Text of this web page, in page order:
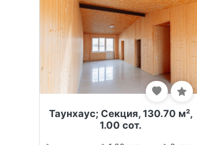
Таунхаус; Секция, 130.70 м²,
1.00 сот.